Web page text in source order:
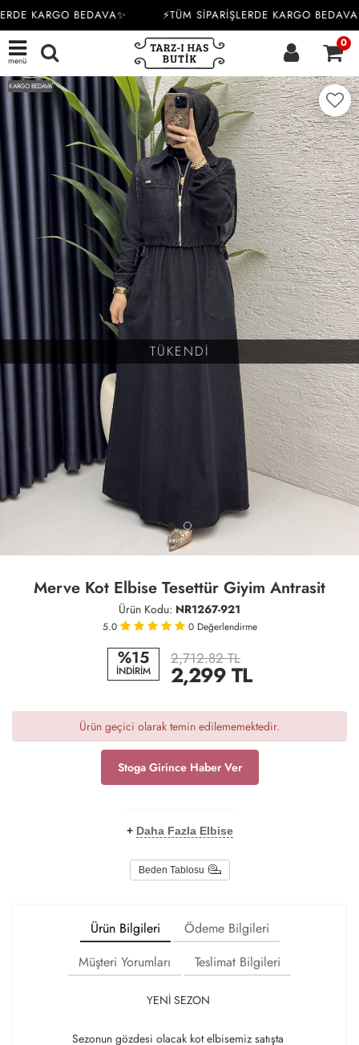
KARGO BEDAVA✨ ⚡TÜM SİPARİŞLERDE KARGO
menü
0
TÜKENDİ
KARGO BEDAVA
Merve Kot Elbise Tesettür Giyim Antrasit
Ürün Kodu: NR1267-921
5.0 0 Değerlendirme
%15
İNDİRİM
2,712.82 TL
2,299TL
Ürün geçici olarak temin edilememektedir.
Stoga Girince Haber Ver
+ Daha Fazla Elbise
Beden Tablosu
Ürün Bilgileri
Ödeme Bilgileri
Müşteri Yorumları
Teslimat Bilgileri
YENİ SEZON
Sezonun gözdesi olacak kot elbisemiz satışta